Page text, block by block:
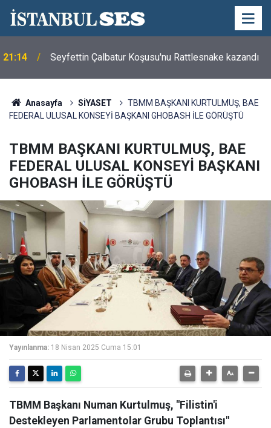
21:14 Seyfettin Çalbatur Koşusu'nu Rattlesnake kazandı
Anasayfa SİYASET
TBMM BAŞKANI KURTULMUŞ, BAE
FEDERAL ULUSAL KONSEYİ BAŞKANI GHOBASH İLE GÖRÜŞTÜ
TBMM BAŞKANI KURTULMUŞ, BAE
FEDERAL ULUSAL KONSEYİ BAŞKANI
GHOBASH İLE GÖRÜŞTÜ
Yayınlanma: 18 Nisan 2025 Cuma 15:01
TBMM Başkanı Numan Kurtulmuş, "Filistin'i
Destekleyen Parlamentolar Grubu Toplantısı"